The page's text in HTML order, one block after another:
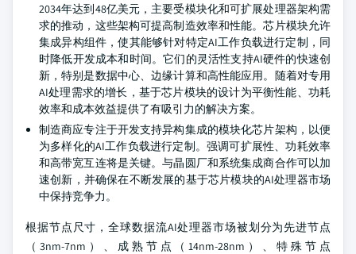
2034年达到48亿美元，主要受模块化和可扩展处理器架构需
求的推动，这些架构可提高制造效率和性能。芯片模块允许
集成异构组件，使其能够针对特定AI工作负载进行定制，同
时降低开发成本和时间。它们的灵活性支持AI硬件的快速创
新，特别是数据中心、边缘计算和高性能应用。随着对专用
AI处理需求的增长，基于芯片模块的设计为平衡性能、功耗
效率和成本效益提供了有吸引力的解决方案。
制造商应专注于开发支持异构集成的模块化芯片架构，以便
为多样化的AI工作负载进行定制。强调可扩展性、功耗效率
和高带宽互连将是关键。与晶圆厂和系统集成商合作可以加
速创新，并确保在不断发展的基于芯片模块的AI处理器市场
中保持竞争力。
根据节点尺寸，全球数据流AI处理器市场被划分为先进节点
（3nm-7nm）、成熟节点（14nm-28nm）、特殊节点